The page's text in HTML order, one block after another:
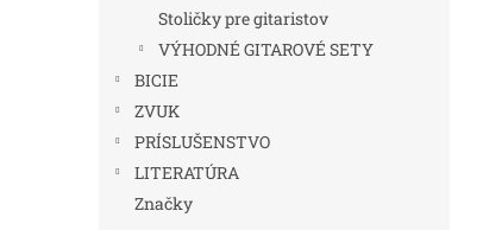
Stoličky pre gitaristov
VÝHODNÉ GITAROVÉ SETY
BICIE
ZVUK
PRÍSLUŠENSTVO
LITERATÚRA
Značky